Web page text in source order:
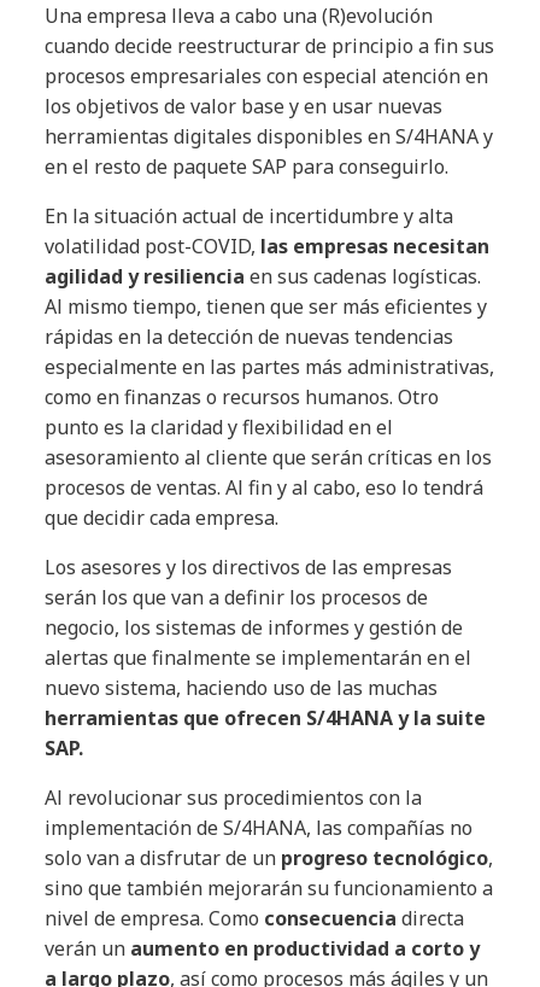
Una empresa lleva a cabo una (R)evolución
cuando decide reestructurar de principio a fin sus
procesos empresariales con especial atención en
los objetivos de valor base y en usar nuevas
herramientas digitales disponibles en S/4HANA y
en el resto de paquete SAP para conseguirlo.
En la situación actual de incertidumbre y alta
volatilidad post-COVID, las empresas necesitan
agilidad y resiliencia en sus cadenas logísticas.
Al mismo tiempo, tienen que ser más eficientes y
rápidas en la detección de nuevas tendencias
especialmente en las partes más administrativas,
como en finanzas o recursos humanos. Otro
punto es la claridad y flexibilidad en el
asesoramiento al cliente que serán críticas en los
procesos de ventas. Al fin y al cabo, eso lo tendrá
que decidir cada empresa.
Los asesores y los directivos de las empresas
serán los que van a definir los procesos de
negocio, los sistemas de informes y gestión de
alertas que finalmente se implementarán en el
nuevo sistema, haciendo uso de las muchas
herramientas que ofrecen S/4HANA y la suite
SAP.
Al revolucionar sus procedimientos con la
implementación de S/4HANA, las compañías no
solo van a disfrutar de un progreso tecnológico,
sino que también mejorarán su funcionamiento a
nivel de empresa. Como consecuencia directa
verán un aumento en productividad a corto y
a largo plazo, así como procesos más ágiles y un